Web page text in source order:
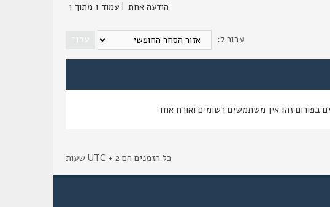
הודעה אחת עמוד 1 מתוך 1
עבור ל:
בפורום זה: אין משתמשים רשומים ואורח אחד
כל הזמנים הם UTC + 2 שעות